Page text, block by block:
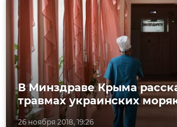
26 ноября 2018, 19:26
В Минздраве Крыма
травмах украинских